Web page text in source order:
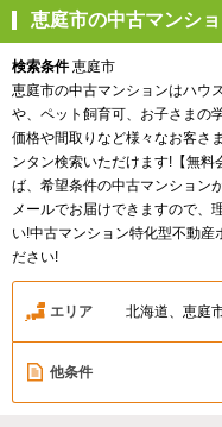
恵庭市の中古マンシ
検索条件恵庭市
恵庭市の中古マンションはハウ
や、ペット飼育可、お子さまの
価格や間取りなど様々なお客さ
ンタン検索いただけます!【無
ば、希望条件の中古マンション
メールでお届けできますので、
い!中古マンション特化型不動産
ださい!
エリア 北海道、恵庭
他条件